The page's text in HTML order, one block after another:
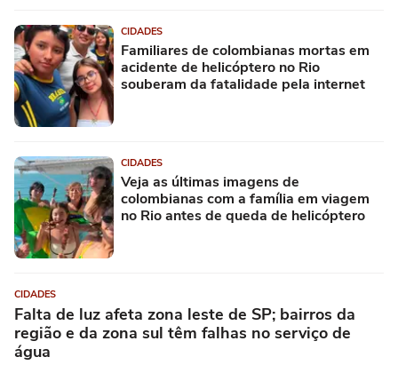
CIDADES
Familiares de colombianas mortas em
acidente de helicóptero no Rio
souberam da fatalidade pela internet
CIDADES
Veja as últimas imagens de
colombianas com a família em viagem
no Rio antes de queda de helicóptero
CIDADES
Falta de luz afeta zona leste de SP; bairros da
região e da zona sul têm falhas no serviço de
água